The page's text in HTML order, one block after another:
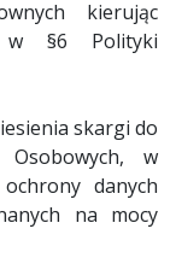
kierując
w §6 Polityki
skargi do
w
danych
na mocy